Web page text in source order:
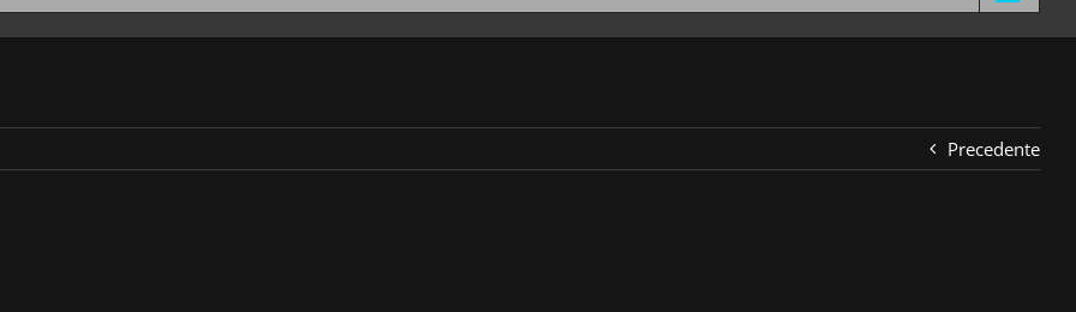
Precedente